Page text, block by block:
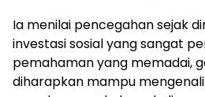
Ia menilai pencegahan sejak
investasi sosial yang sangat
pemahaman yang memadai,
diharapkan mampu